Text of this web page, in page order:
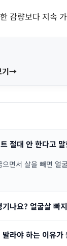
감량보다 지속
절대 안 한다고
면서 살을 빼면 얼
나요? 얼굴살 빠
라야 하는 이유가